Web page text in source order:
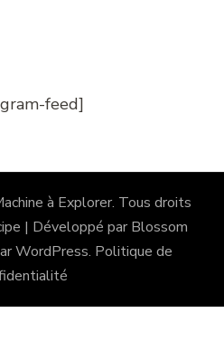
feed]
à Explorer. Tous droits
| Développé par Blossom
WordPress. Politique de